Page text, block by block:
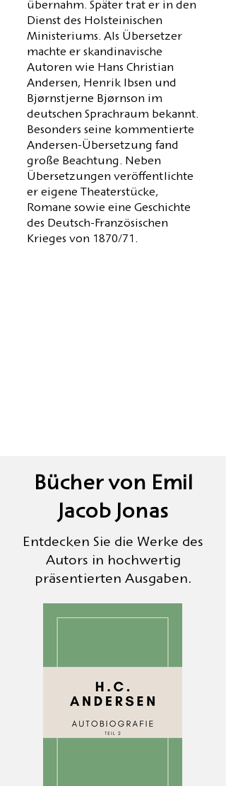
übernahm. Später trat er in den
Dienst des Holsteinischen
Ministeriums. Als Übersetzer
machte er skandinavische
Autoren wie Hans Christian
Andersen, Henrik Ibsen und
Bjørnstjerne Bjørnson im
deutschen Sprachraum bekannt.
Besonders seine kommentierte
Andersen-Übersetzung fand
große Beachtung. Neben
Übersetzungen veröffentlichte
er eigene Theaterstücke,
Romane sowie eine Geschichte
des Deutsch-Französischen
Krieges von 1870/71.
Bücher von Emil
Jacob Jonas
Entdecken Sie die Werke des
Autors in hochwertig
präsentierten Ausgaben.